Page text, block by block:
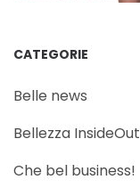
CATEGORIE
Belle news
Bellezza InsideOut
Che bel business!